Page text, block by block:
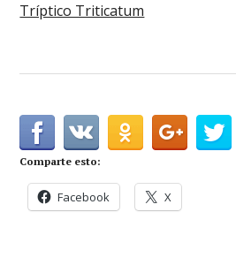
Tríptico Triticatum
Comparte esto:
Facebook X